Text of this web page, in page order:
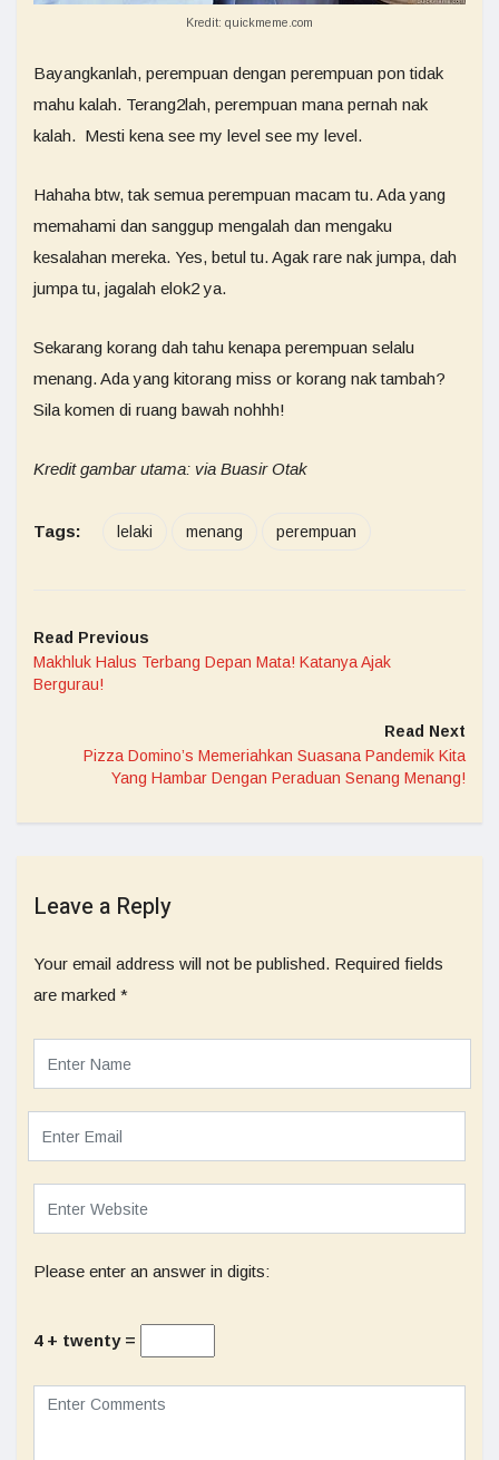
Kredit: quickmeme.com
Bayangkanlah, perempuan dengan perempuan pon tidak
mahu kalah. Terang2lah, perempuan mana pernah nak
kalah. Mesti kena see my level see my level.
Hahaha btw, tak semua perempuan macam tu. Ada yang
memahami dan sanggup mengalah dan mengaku
kesalahan mereka. Yes, betul tu. Agak rare nak jumpa, dah
jumpa tu, jagalah elok2 ya.
Sekarang korang dah tahu kenapa perempuan selalu
menang. Ada yang kitorang miss or korang nak tambah?
Sila komen di ruang bawah nohhh!
Kredit gambar utama: via Buasir Otak
Tags: lelaki menang perempuan
Read Previous
Makhluk Halus Terbang Depan Mata! Katanya Ajak
Bergurau!
Read Next
Pizza Domino’s Memeriahkan Suasana Pandemik Kita
Yang Hambar Dengan Peraduan Senang Menang!
Leave a Reply
Your email address will not be published. Required fields
are marked *
Please enter an answer in digits:
4 + twenty =